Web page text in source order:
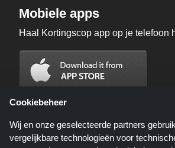
Mobiele apps
Haal Kortingscop app op je telefoon
Cookiebeheer
Wij en onze geselecteerde partners
vergelijkbare technologieën voor